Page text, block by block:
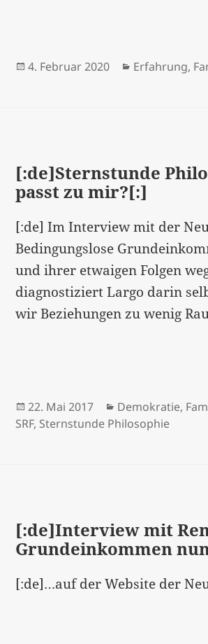
out»
Kindern
angekommen“…
Veröffentlicht
4. Februar 2020 Kategorien
Erfahrung,
[:de]Sternstunde
passt zu mir?[:]
[:de] Im Interview mit der
Bedingungslose
und ihrer etwaigen Folgen
diagnostiziert Largo darin
wir Beziehungen zu wenig
Veröffentlicht
am
22. Mai 2017 Kategorien
Demokratie,
SRF, Sternstunde Philosophie
[:de]Interview mit
Grundeinkommen
[:de]…auf der Website der